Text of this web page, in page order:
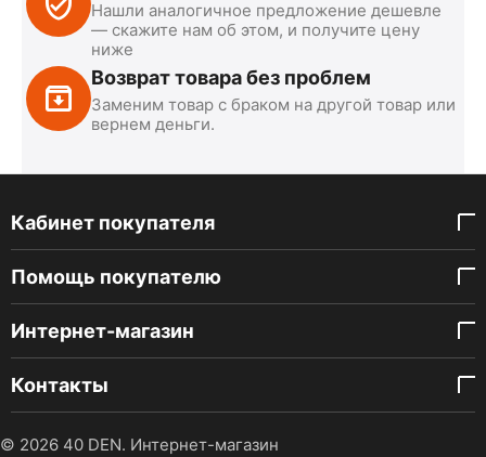
Нашли аналогичное предложение дешевле
— скажите нам об этом, и получите цену
ниже
Возврат товара без проблем
Заменим товар с браком на другой товар или
вернем деньги.
Кабинет покупателя
Помощь покупателю
Интернет-магазин
Контакты
© 2026 40 DEN. Интернет-магазин